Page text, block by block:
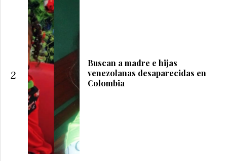
2
Buscan a madre e hijas
venezolanas desaparecidas en
Colombia